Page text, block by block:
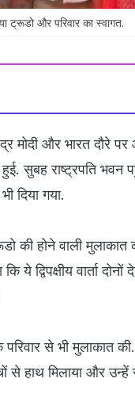
ट्रूडो और परिवार का स्वागत.
मोदी और भारत दौरे
हुई. सुबह राष्ट्रपति
दिया गया.
की होने वाली
ये द्विपक्षीय वार्ता
से भी मुलाकात
से हाथ मिलाया और